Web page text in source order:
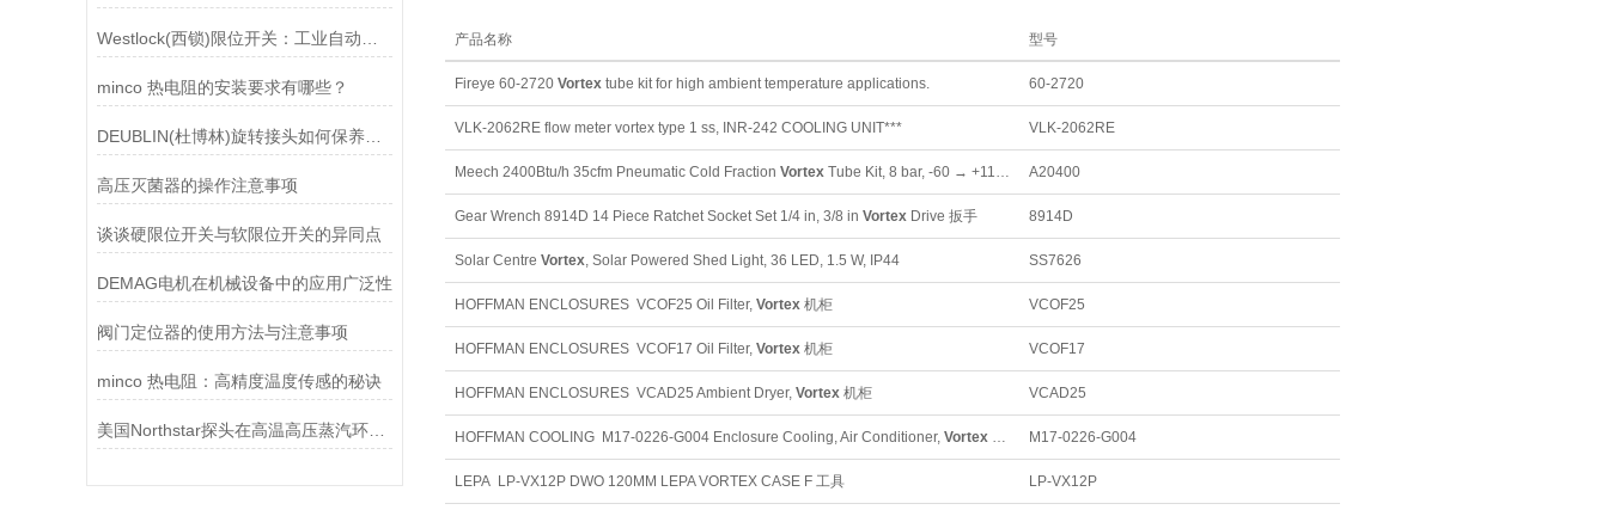
minco 热电阻的安装要求有哪些？
DEUBLIN(杜博林)旋转接头如何保养？需要注意哪些事项？
高压灭菌器的操作注意事项
谈谈硬限位开关与软限位开关的异同点
DEMAG电机在机械设备中的应用广泛性
阀门定位器的使用方法与注意事项
minco 热电阻：高精度温度传感的秘诀
美国Northstar探头在高温高压蒸汽环境下的液位测量可靠性
产品名称 型号
Fireye 60-2720 Vortex tube kit for high ambient temperature applications. 60-2720
VLK-2062RE flow meter vortex type 1 ss, INR-242 COOLING UNIT*** VLK-2062RE
Meech 2400Btu/h 35cfm Pneumatic Cold Fraction Vortex Tube Kit, 8 bar, -60 → +110°C 交流电源 A20400
Gear Wrench 8914D 14 Piece Ratchet Socket Set 1/4 in, 3/8 in Vortex Drive 扳手 8914D
Solar Centre Vortex, Solar Powered Shed Light, 36 LED, 1.5 W, IP44 SS7626
HOFFMAN ENCLOSURES VCOF25 Oil Filter, Vortex 机柜 VCOF25
HOFFMAN ENCLOSURES VCOF17 Oil Filter, Vortex 机柜 VCOF17
HOFFMAN ENCLOSURES VCAD25 Ambient Dryer, Vortex 机柜 VCAD25
HOFFMAN COOLING M17-0226-G004 Enclosure Cooling, Air Conditioner, Vortex M17-0226-G004
LEPA LP-VX12P DWO 120MM LEPA VORTEX CASE F 工具 LP-VX12P